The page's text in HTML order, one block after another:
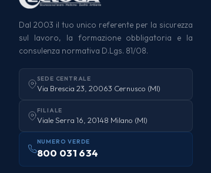
Dal 2003 il tuo unico referente per la sicurezza
sul lavoro, la formazione obbligatoria e la
consulenza normativa D.Lgs. 81/08.
SEDE CENTRALE
Via Brescia 23, 20063 Cernusco (MI)
FILIALE
Viale Serra 16, 20148 Milano (MI)
NUMERO VERDE
800 031 634